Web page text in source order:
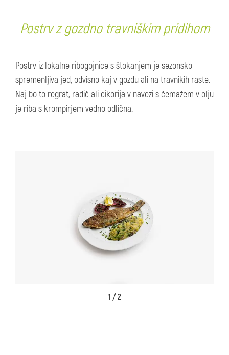
Postrv z gozdno travniškim pridihom
Postrv iz lokalne ribogojnice s štokanjem je sezonsko
spremenljiva jed, odvisno kaj v gozdu ali na travnikih raste.
Naj bo to regrat, radič ali cikorija v navezi s čemažem v olju
je riba s krompirjem vedno odlična.
1 / 2